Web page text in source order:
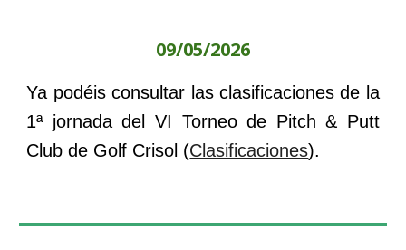
09/05/2026
Ya podéis consultar l as clasificaciones de la
1ª jornada del VI Torneo de Pitch & Putt
Club de Golf Crisol (Clasificaciones).